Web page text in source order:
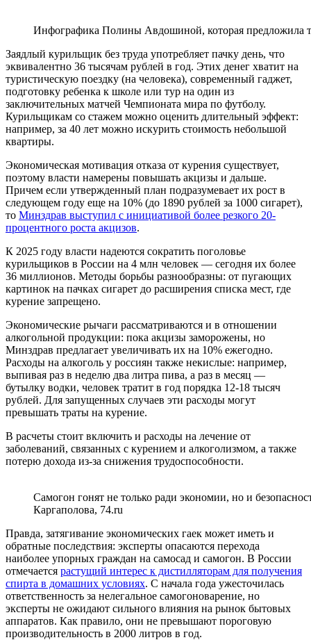
Инфографика Полины Авдошиной, которая предложила
Заядлый курильщик без труда употребляет пачку день, что
эквивалентно 36 тысячам рублей в год. Этих денег хватит на
туристическую поездку (на человека), современный гаджет,
подготовку ребенка к школе или тур на один из
заключительных матчей Чемпионата мира по футболу.
Курильщикам со стажем можно оценить длительный эффект:
например, за 40 лет можно искурить стоимость небольшой
квартиры.
Экономическая мотивация отказа от курения существует,
поэтому власти намерены повышать акцизы и дальше.
Причем если утвержденный план подразумевает их рост в
следующем году еще на 10% (до 1890 рублей за 1000 сигарет),
то Минздрав выступил с инициативой более резкого 20-
процентного роста акцизов.
К 2025 году власти надеются сократить поголовье
курильщиков в России на 4 млн человек — сегодня их более
36 миллионов. Методы борьбы разнообразны: от пугающих
картинок на пачках сигарет до расширения списка мест, где
курение запрещено.
Экономические рычаги рассматриваются и в отношении
алкогольной продукции: пока акцизы заморожены, но
Минздрав предлагает увеличивать их на 10% ежегодно.
Расходы на алкоголь у россиян также некислые: например,
выпивая раз в неделю два литра пива, а раз в месяц —
бутылку водки, человек тратит в год порядка 12-18 тысяч
рублей. Для запущенных случаев эти расходы могут
превышать траты на курение.
В расчеты стоит включить и расходы на лечение от
заболеваний, связанных с курением и алкоголизмом, а также
потерю дохода из-за снижения трудоспособности.
Самогон гонят не только ради экономии, но и
Каргаполова, 74.ru
Правда, затягивание экономических гаек может иметь и
обратные последствия: эксперты опасаются перехода
наиболее упорных граждан на самосад и самогон. В России
отмечается растущий интерес к дистилляторам для получения
спирта в домашних условиях. С начала года ужесточилась
ответственность за нелегальное самогоноварение, но
эксперты не ожидают сильного влияния на рынок бытовых
аппаратов. Как правило, они не превышают пороговую
производительность в 2000 литров в год.